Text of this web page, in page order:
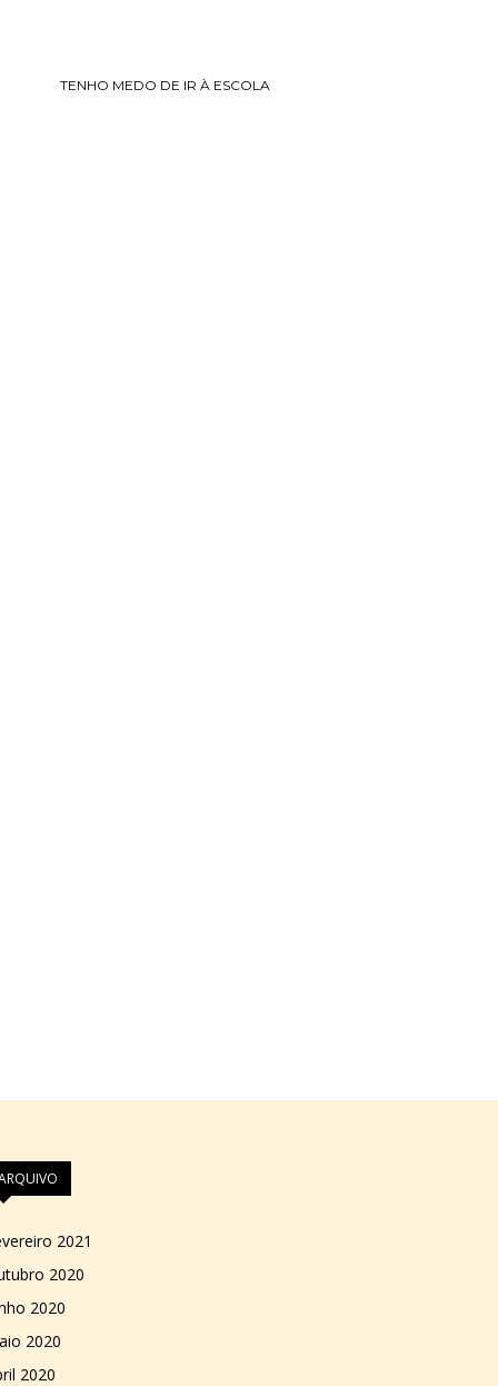
TENHO MEDO DE IR À ESCOLA
2021
2020
2020
2020
2020